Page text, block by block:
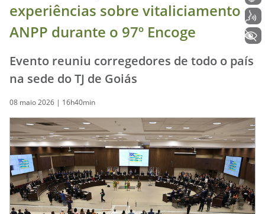
experiências sobre vitaliciamento e
ANPP durante o 97º Encoge
Evento reuniu corregedores de todo o país
na sede do TJ de Goiás
08 maio 2026 | 16h40min
Voz
+ Acessibilidade